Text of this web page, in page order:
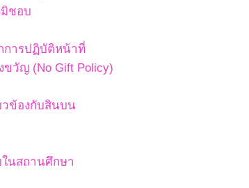
มิชอบ
การปฏิบัติหน้าที่
วัญ (No Gift Policy)
วข้องกับสินบน
นสถานศึกษา